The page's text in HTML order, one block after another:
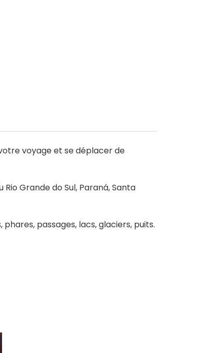
voyage et se déplacer de
Grande do Sul, Paraná, Santa
passages, lacs, glaciers, puits.